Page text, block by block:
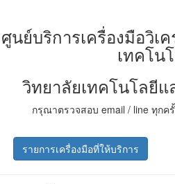
ศูนย์บริการเครื่องมือวิเ
เทคโน
วิทยาลัยเทคโนโลยี
กรุณาตรวจสอบ email / line ทุกค
รายการเครื่องมือที่ให้บริการ